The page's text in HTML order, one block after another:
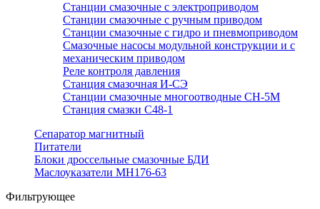
Станции смазочные с электроприводом
Станции смазочные с ручным приводом
Станции смазочные с гидро и пневмоприводом
Смазочные насосы модульной конструкции и с
механическим приводом
Реле контроля давления
Станция смазочная И-СЭ
Станции смазочные многоотводные СН-5М
Станция смазки С48-1
Сепаратор магнитный
Питатели
Блоки дроссельные смазочные БДИ
Маслоуказатели МН176-63
Фильтрующее